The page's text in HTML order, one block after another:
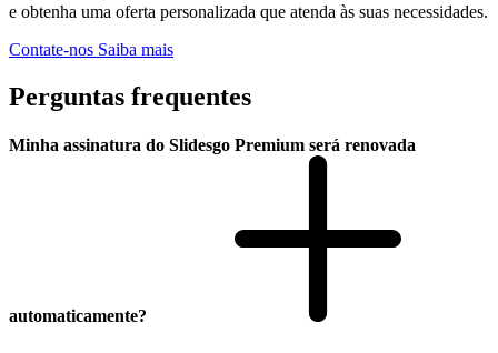
e obtenha uma oferta personalizada que atenda às suas necessidades.
Contate-nos Saiba mais
Perguntas frequentes
Minha assinatura do Slidesgo Premium será renovada
automaticamente?